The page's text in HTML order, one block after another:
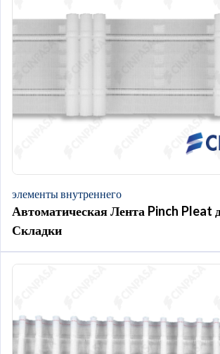
элементы внутреннего
Автоматическая Лента Pinch
Складки